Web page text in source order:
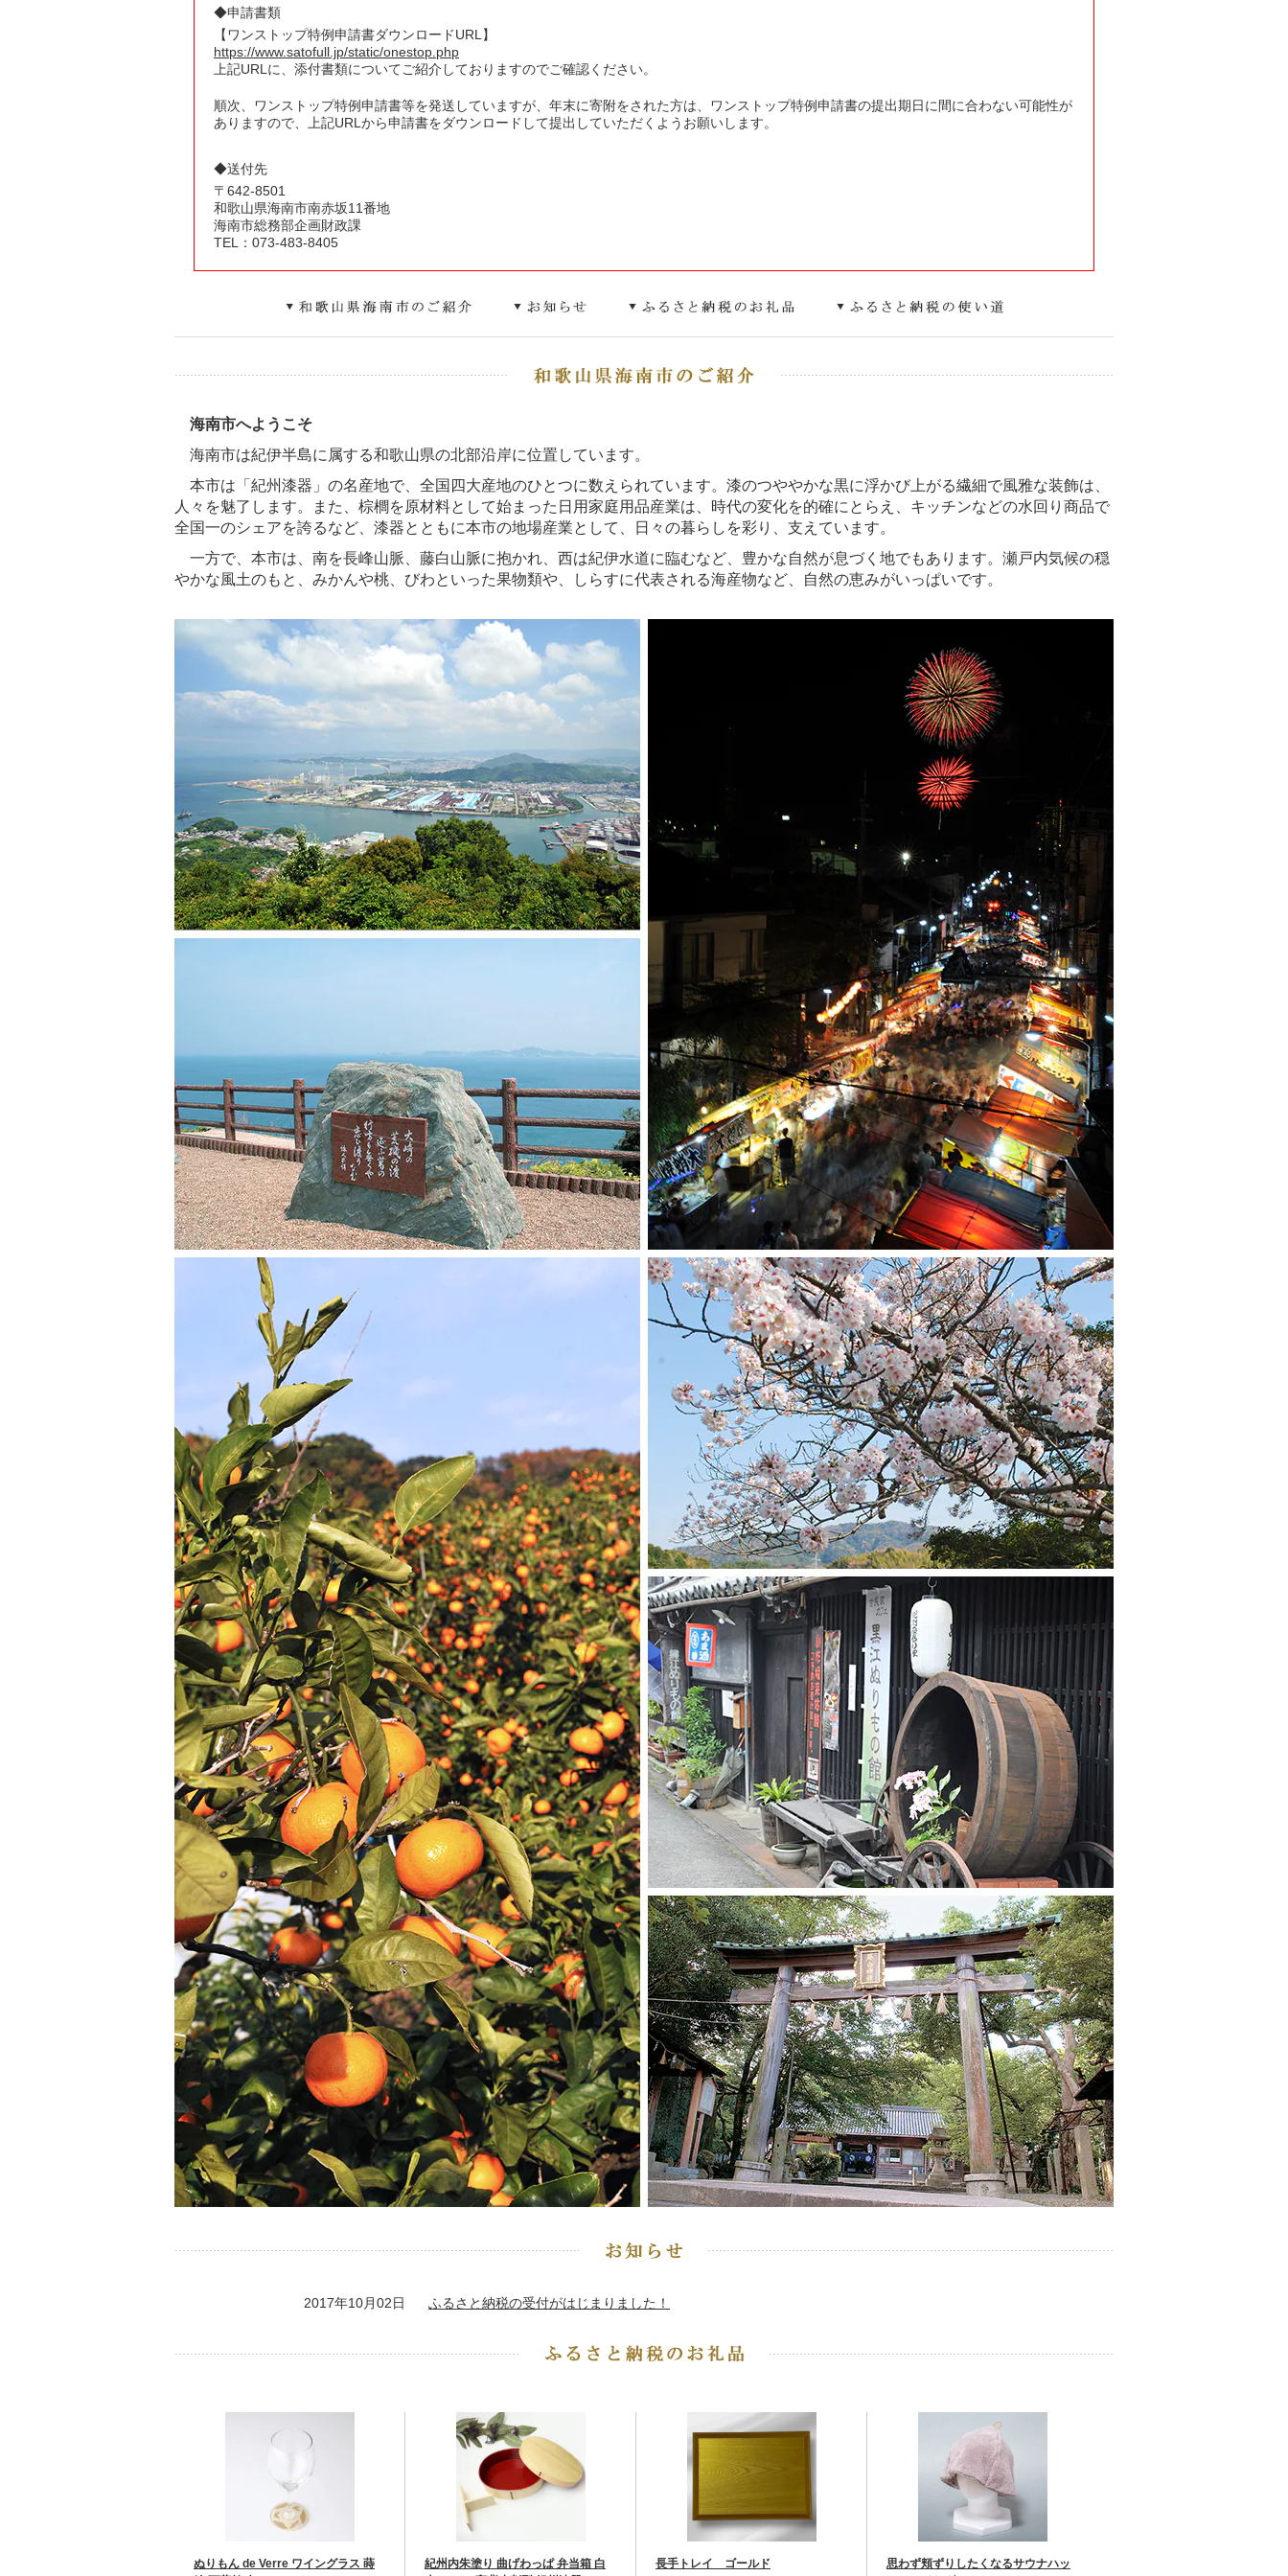
◆申請書類
【ワンストップ特例申請書ダウンロードURL】
https://www.satofull.jp/static/onestop.php
上記URLに、添付書類についてご紹介しておりますのでご確認ください。
順次、ワンストップ特例申請書等を発送していますが、年末に寄附をされた方は、ワンストップ特例申請書の提出期日に間に合わない可能性が
ありますので、上記URLから申請書をダウンロードして提出していただくようお願いします。
◆送付先
〒 642-8501
和歌山県海南市南赤坂11番地
海南市総務部企画財政課
TEL：073-483-8405
海南市へようこそ
海南市は紀伊半島に属する和歌山県の北部沿岸に位置しています。
本市は「紀州漆器」の名産地で、全国四大産地のひとつに数えられています。漆のつややかな黒に浮かび上がる繊細で風雅な装飾は、
人々を魅了します。また、棕櫚を原材料として始まった日用家庭用品産業は、時代の変化を的確にとらえ、キッチンなどの水回り商品で
全国一のシェアを誇るなど、漆器とともに本市の地場産業として、日々の暮らしを彩り、支えています。
一方で、本市は、南を長峰山脈、藤白山脈に抱かれ、西は紀伊水道に臨むなど、豊かな自然が息づく地でもあります。瀬戸内気候の穏
やかな風土のもと、みかんや桃、びわといった果物類や、しらすに代表される海産物など、自然の恵みがいっぱいです。
2017年10月02日 ふるさと納税の受付がはじまりました！
ぬりもん de Verre ワイングラス 蒔
紀州内朱塗り 曲げわっぱ 弁当箱 白
長手トレイ ゴールド
思わず頬ずりしたくなるサウナハッ